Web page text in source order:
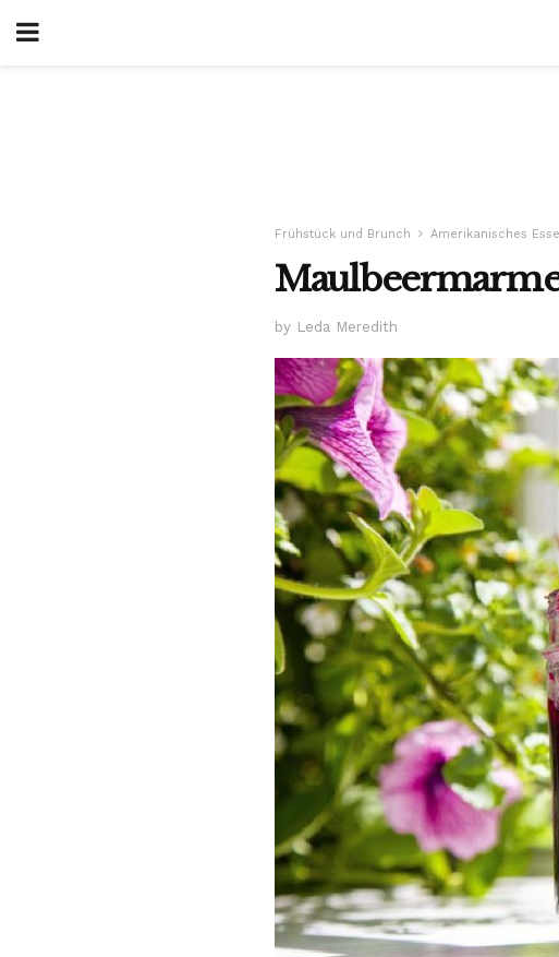
Frühstück und Brunch Amerikanisches
by Leda Meredith